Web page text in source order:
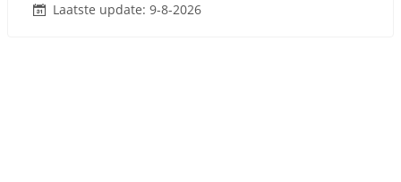
Laatste update: 9-8-2026